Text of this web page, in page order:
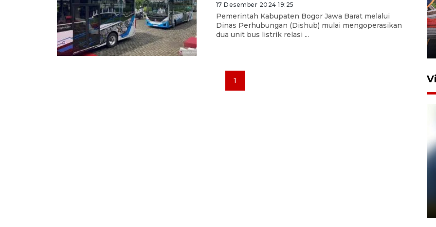
17 Desember 2024 19:25
Pemerintah Kabupaten Bogor Jawa Barat melalui
Dinas Perhubungan (Dishub) mulai mengoperasikan
dua unit bus listrik relasi ...
1
Komisi V DPR tinjau
perlintasan sebidang di
Stasiun Bogor